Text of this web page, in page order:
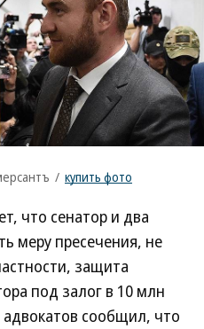
/ купить фото
что сенатор и два
меру пресечения, не
защита
под залог в 10 млн
сообщил, что